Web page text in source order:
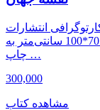
انتشارات
ایرانشناسی در مقیاس 1:35.000.000 در اندازه 70*100 سانتی‌متر به
چاپ …
300,000
مشاهده کتاب